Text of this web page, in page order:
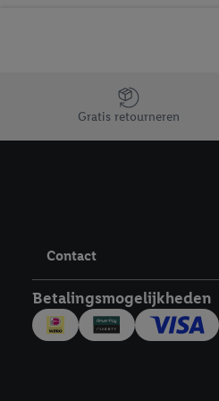
Jouw voordelen bij ons als Lidl
Gratis retourneren
Contact
Betalingsmogelijkheden